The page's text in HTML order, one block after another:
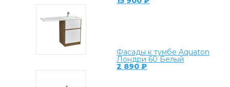
Фасады к тумбе Aquaton
Лондри 60 Белый
2 890 ₽